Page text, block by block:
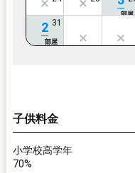
2
子供料金
小学校高学年
70%